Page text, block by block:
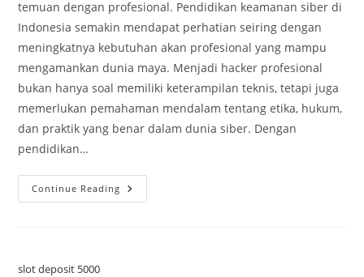
temuan dengan profesional. Pendidikan keamanan siber di
Indonesia semakin mendapat perhatian seiring dengan
meningkatnya kebutuhan akan profesional yang mampu
mengamankan dunia maya. Menjadi hacker profesional
bukan hanya soal memiliki keterampilan teknis, tetapi juga
memerlukan pemahaman mendalam tentang etika, hukum,
dan praktik yang benar dalam dunia siber. Dengan
pendidikan…
Continue Reading Pendidikan
Keamanan
slot deposit 5000